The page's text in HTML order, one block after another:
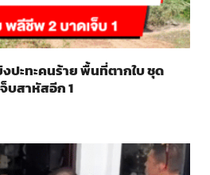
ปะทะคนร้าย พื้นที่ตากใบ ชุด
บสาหัสอีก 1